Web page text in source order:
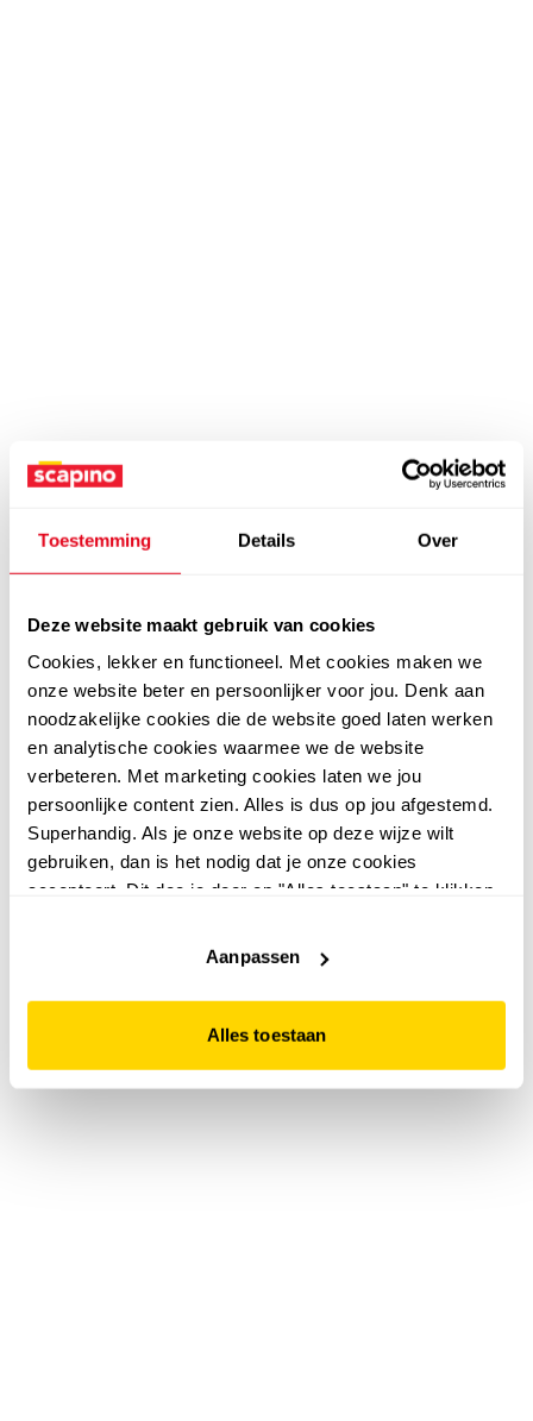
Toestemming Details Over
Deze website maakt gebruik van cookies
Cookies, lekker en functioneel. Met cookies maken we
onze website beter en persoonlijker voor jou. Denk aan
noodzakelijke cookies die de website goed laten werken
en analytische cookies waarmee we de website
verbeteren. Met marketing cookies laten we jou
persoonlijke content zien. Alles is dus op jou afgestemd.
Superhandig. Als je onze website op deze wijze wilt
gebruiken, dan is het nodig dat je onze cookies
accepteert. Dit doe je door op "Alles toestaan" te klikken.
website niet optimaal functioneert.
Aanpassen
Alles toestaan